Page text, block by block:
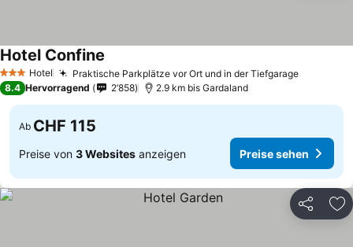
3 SterneHotel Praktische Parkplätze vor Ort und in der Tiefgarage
Hotel Confine
8.4 Hervorragend 2’858 2.9 km bis Gardaland
Ab CHF 115
Preise von 3 Websites anzeigen Preise sehen
Teilen